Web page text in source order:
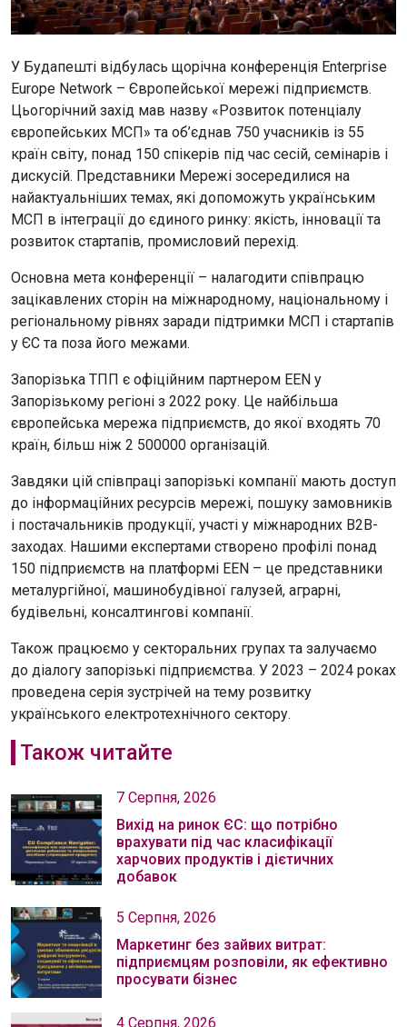
У Будапешті відбулась щорічна конференція Enterprise
Europe Network – Європейської мережі підприємств.
Цьогорічний захід мав назву «Розвиток потенціалу
європейських МСП» та об’єднав 750 учасників із 55
країн світу, понад 150 спікерів під час сесій, семінарів і
дискусій. Представники Мережі зосередилися на
найактуальніших темах, які допоможуть українським
МСП в інтеграції до єдиного ринку: якість, інновації та
розвиток стартапів, промисловий перехід.
Основна мета конференції – налагодити співпрацю
зацікавлених сторін на міжнародному, національному і
регіональному рівнях заради підтримки МСП і стартапів
у ЄС та поза його межами.
Запорізька ТПП є офіційним партнером ЕЕN у
Запорізькому регіоні з 2022 року. Це найбільша
європейська мережа підприємств, до якої входять 70
країн, більш ніж 2 500000 організацій.
Завдяки цій співпраці запорізькі компанії мають доступ
до інформаційних ресурсів мережі, пошуку замовників
і постачальників продукції, участі у міжнародних В2В-
заходах. Нашими експертами створено профілі понад
150 підприємств на платформі ЕЕN – це представники
металургійної, машинобудівної галузей, аграрні,
будівельні, консалтингові компанії.
Також працюємо у секторальних групах та залучаємо
до діалогу запорізькі підприємства. У 2023 – 2024 роках
проведена серія зустрічей на тему розвитку
українського електротехнічного сектору.
Також читайте
7 Серпня, 2026
Вихід на ринок ЄС: що потрібно
врахувати під час класифікації
харчових продуктів і дієтичних
добавок
5 Серпня, 2026
Маркетинг без зайвих витрат:
підприємцям розповіли, як ефективно
просувати бізнес
4 Серпня, 2026